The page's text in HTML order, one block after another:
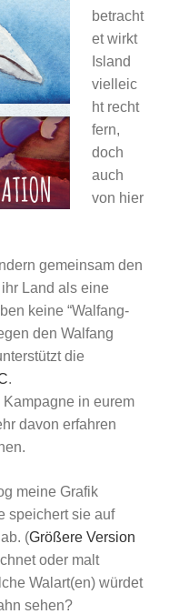
betracht
et wirkt
Island
vielleic
ht recht
fern,
doch
auch
von hier
gemeinsam den
Land als eine
keine “Walfang-
den Walfang
die
.
in eurem
davon erfahren
meine Grafik
speichert sie auf
(Größere Version
oder malt
Walart(en) würdet
sehen?